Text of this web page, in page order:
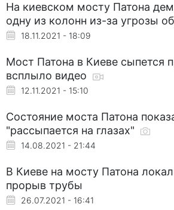
На киевском мосту Патона
одну из колонн из-за угрозы
18.11.2021 - 18:09
Мост Патона в Киеве сыпется
всплыло видео
12.11.2021 - 15:10
Состояние моста Патона
"рассыпается на глазах"
14.08.2021 - 21:44
В Киеве на мосту Патона
прорыв трубы
26.07.2021 - 16:41